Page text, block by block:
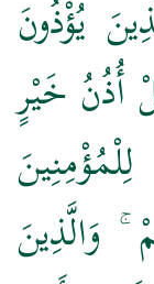
يُؤْذُونَ
أُذُنُ خَيْرٍ
وَالَّذِينَ